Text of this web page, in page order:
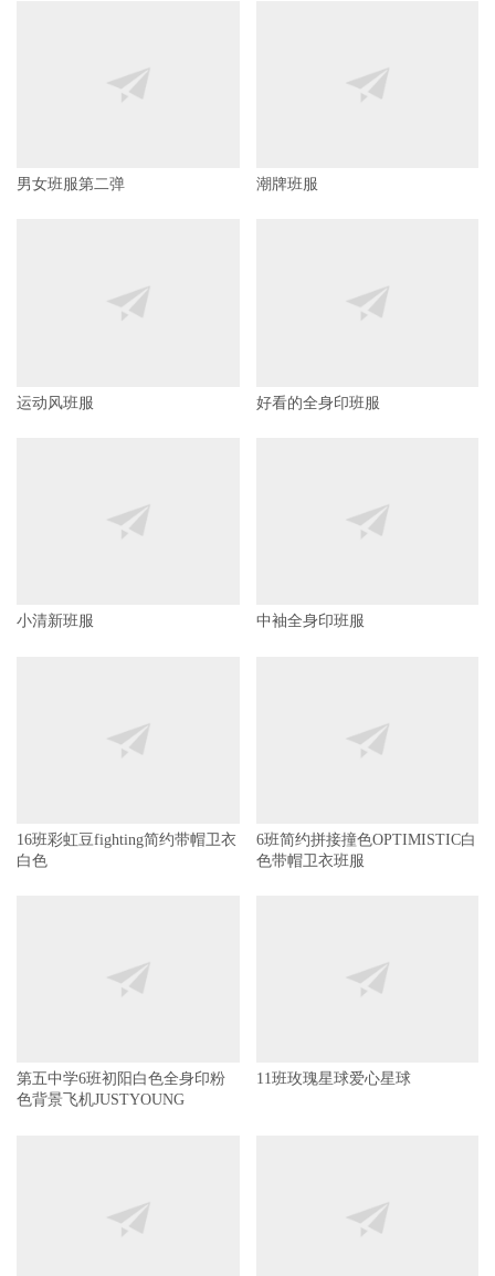
男女班服第二弹 潮牌班服
运动风班服 好看的全身印班服
小清新班服 中袖全身印班服
16班彩虹豆fighting简约带帽卫衣
白色
6班简约拼接撞色OPTIMISTIC白
色带帽卫衣班服
第五中学6班初阳白色全身印粉
色背景飞机JUSTYOUNG
11班玫瑰星球爱心星球